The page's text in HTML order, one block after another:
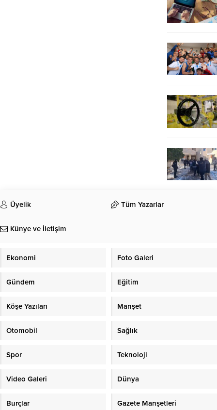
Üyelik Tüm Yazarlar
Künye ve İletişim
Ekonomi Foto Galeri
Gündem Eğitim
Köşe Yazıları Manşet
Otomobil Sağlık
Spor Teknoloji
Video Galeri Dünya
Burçlar Gazete Manşetleri